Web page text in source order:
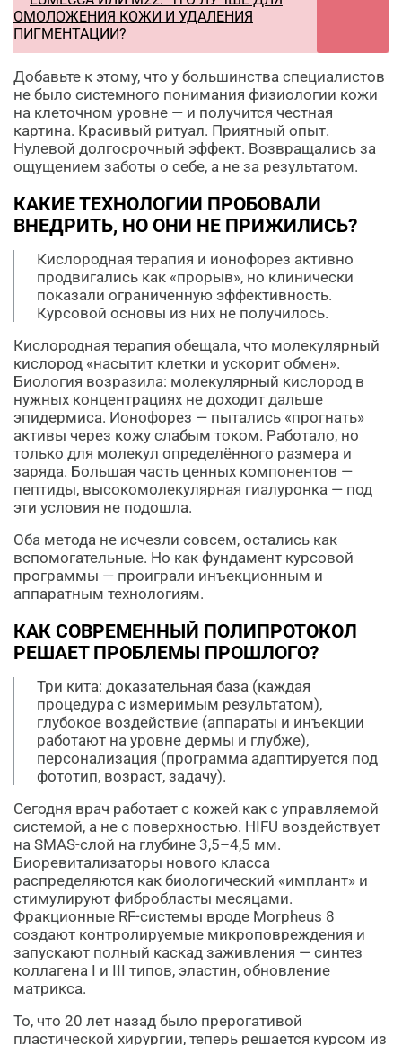
ОМОЛОЖЕНИЯ КОЖИ И УДАЛЕНИЯ
ПИГМЕНТАЦИИ?
Добавьте к этому, что у большинства специалистов
не было системного понимания физиологии кожи
на клеточном уровне — и получится честная
картина. Красивый ритуал. Приятный опыт.
Нулевой долгосрочный эффект. Возвращались за
ощущением заботы о себе, а не за результатом.
КАКИЕ ТЕХНОЛОГИИ ПРОБОВАЛИ
ВНЕДРИТЬ, НО ОНИ НЕ ПРИЖИЛИСЬ?
Кислородная терапия и ионофорез активно
продвигались как «прорыв», но клинически
показали ограниченную эффективность.
Курсовой основы из них не получилось.
Кислородная терапия обещала, что молекулярный
кислород «насытит клетки и ускорит обмен».
Биология возразила: молекулярный кислород в
нужных концентрациях не доходит дальше
эпидермиса. Ионофорез — пытались «прогнать»
активы через кожу слабым током. Работало, но
только для молекул определённого размера и
заряда. Большая часть ценных компонентов —
пептиды, высокомолекулярная гиалуронка — под
эти условия не подошла.
Оба метода не исчезли совсем, остались как
вспомогательные. Но как фундамент курсовой
программы — проиграли инъекционным и
аппаратным технологиям.
КАК СОВРЕМЕННЫЙ ПОЛИПРОТОКОЛ
РЕШАЕТ ПРОБЛЕМЫ ПРОШЛОГО?
Три кита: доказательная база (каждая
процедура с измеримым результатом),
глубокое воздействие (аппараты и инъекции
работают на уровне дермы и глубже),
персонализация (программа адаптируется под
фототип, возраст, задачу).
Сегодня врач работает с кожей как с управляемой
системой, а не с поверхностью. HIFU воздействует
на SMAS-слой на глубине 3,5–4,5 мм.
Биоревитализаторы нового класса
распределяются как биологический «имплант» и
стимулируют фибробласты месяцами.
Фракционные RF-системы вроде Morpheus 8
создают контролируемые микроповреждения и
запускают полный каскад заживления — синтез
коллагена I и III типов, эластин, обновление
матрикса.
То, что 20 лет назад было прерогативой
пластической хирургии, теперь решается курсом из